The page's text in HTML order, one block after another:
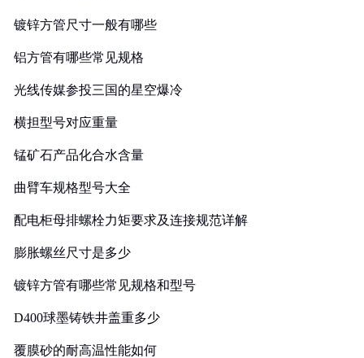
镀锌方管尺寸一般有哪些
铝方管有哪些常见规格
光线传媒参投三国的星空爆冷
横担型号对应重量
锰矿石产品化合水含量
曲臂车规格型号大全
配电柜母排螺栓力矩要求及连接规范详解
膨胀螺丝尺寸是多少
镀锌方管有哪些常见规格和型号
D400球墨铸铁井盖重多少
覆膜砂的耐高温性能如何